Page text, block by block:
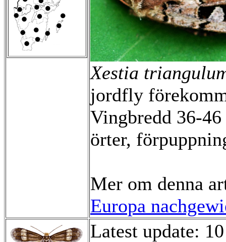
Xestia
jordfly
Vingbredd 36-
örter,
Mer om denna
Europa
Latest update: